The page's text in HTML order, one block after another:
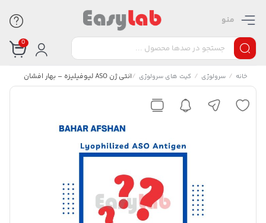
منو
0
خانه / سرولوژی / کیت های سرولوژی /آنتی ژن ASO لیوفیلیزه – بهار افشان